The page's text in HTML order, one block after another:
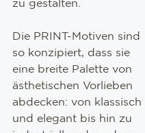
zu gestalten.
Die PRINT-Motiven sind
so konzipiert, dass sie
eine breite Palette von
ästhetischen Vorlieben
abdecken: von klassisch
und elegant bis hin zu